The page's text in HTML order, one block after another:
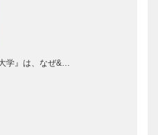
学』は、なぜ&…